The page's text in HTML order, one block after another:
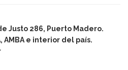
Justo 286, Puerto Madero.
AMBA e interior del país.